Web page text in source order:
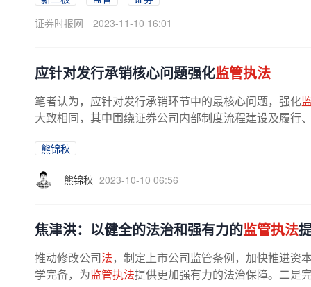
证券时报网
2023-11-10 16:01
应针对发行承销核心问题强化监管执法
笔者认为，应针对发行承销环节中的最核心问题，强化
大致相同，其中围绕证券公司内部制度流程建设及履行
熊锦秋
熊锦秋 2023-10-10 06:56
焦津洪：以健全的法治和强有力的监管执法
推动修改公司法，制定上市公司监管条例，加快推进资
学完备，为监管执法提供更加强有力的法治保障。二是